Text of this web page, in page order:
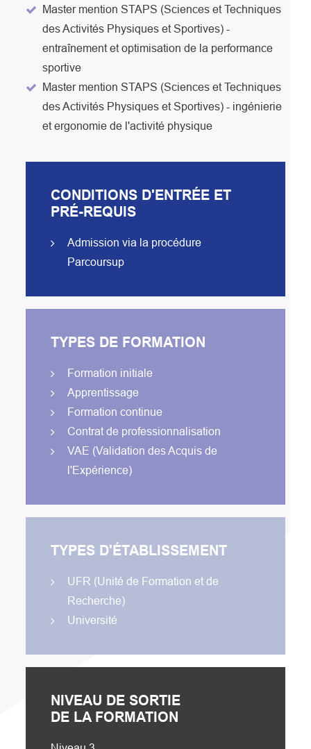
Master mention STAPS (Sciences et Techniques
des Activités Physiques et Sportives) -
entraînement et optimisation de la performance
sportive
Master mention STAPS (Sciences et Techniques
des Activités Physiques et Sportives) - ingénierie
et ergonomie de l'activité physique
CONDITIONS D'ENTRÉE ET
PRÉ-REQUIS
Admission via la procédure
Parcoursup
TYPES DE FORMATION
Formation initiale
Apprentissage
Formation continue
Contrat de professionnalisation
VAE (Validation des Acquis de
l'Expérience)
TYPES D'ÉTABLISSEMENT
UFR (Unité de Formation et de
Recherche)
Université
NIVEAU DE SORTIE
DE LA FORMATION